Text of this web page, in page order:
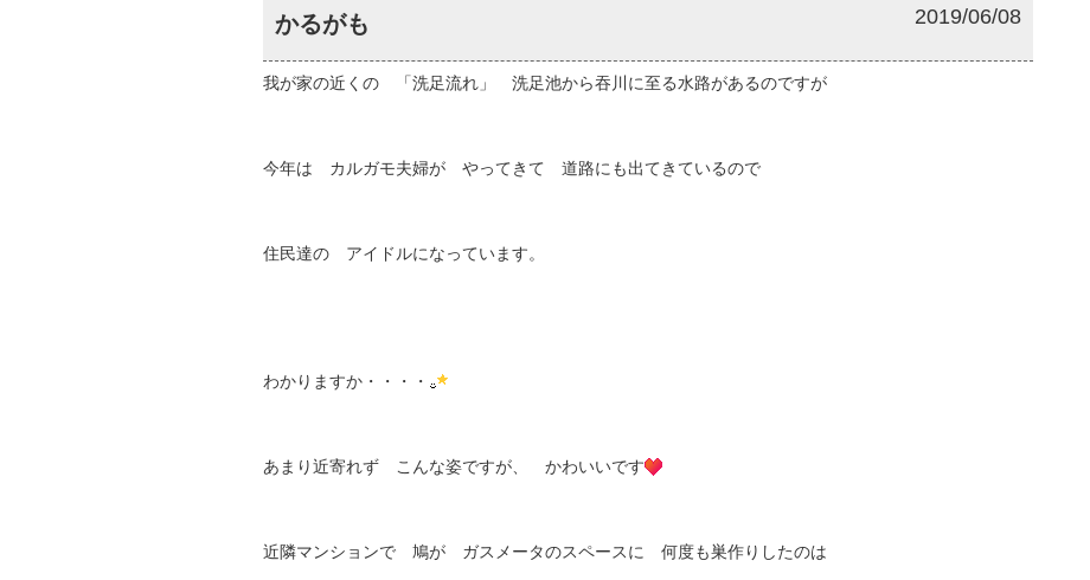
かるがも 2019/06/08
我が家の近くの 「洗足流れ」 洗足池から吞川に至る水路があるのですが
今年は カルガモ夫婦が やってきて 道路にも出てきているので
住民達の アイドルになっています。
わかりますか・・・・
あまり近寄れず こんな姿ですが、 かわいいです
近隣マンションで 鳩が ガスメータのスペースに 何度も巣作りしたのは